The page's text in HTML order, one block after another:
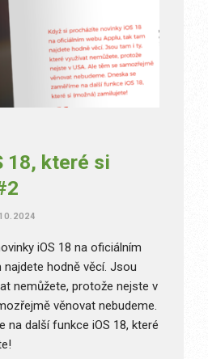
18, které si
iOS 18 na oficiálním
hodně věcí. Jsou
nemůžete, protože nejste v
věnovat nebudeme.
na další funkce iOS 18, které